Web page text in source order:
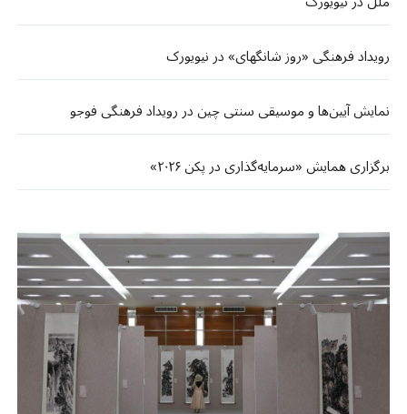
رویداد فرهنگی «روز شانگهای» در نیویورک
نمایش آیین‌ها و موسیقی سنتی چین در رویداد فرهنگی فوجو
برگزاری همایش «سرمایه‌گذاری در پکن ۲۰۲۶»